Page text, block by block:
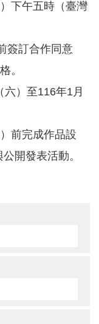
下午五時（臺灣
簽訂合作同意
。
）至116年1月
前完成作品設
開發表活動。